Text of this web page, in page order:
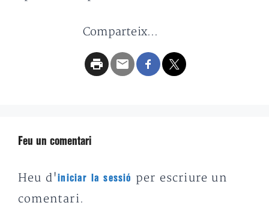
Comparteix...
Feu un comentari
Heu d'iniciar la sessió
per escriure un
comentari.